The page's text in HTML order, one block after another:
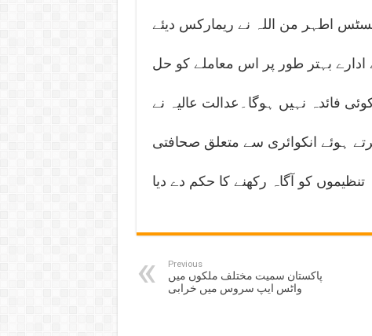
اطہر من اللہ نے ریمارکس دیئے
بہتر طور پر اس معاملے کو حل
فائدہ نہیں ہوگا۔عدالت عالیہ نے
ہوئے انکوائری سے متعلق صحافتی
تنظیموں کو آگاہ رکھنے کا حکم دے دیا
Previous
پاکستان سمیت مختلف ملکوں میں
واٹس ایپ سروس میں خرابی